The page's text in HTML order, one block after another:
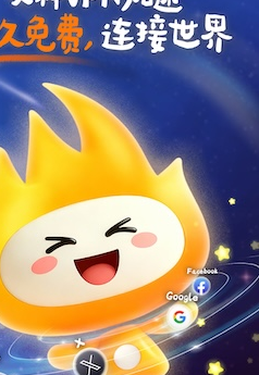
支持 [0] 反对 [0]
支持
风加速器
心 雷霆加速
狂飙加速器
不收费的vp加速器2023